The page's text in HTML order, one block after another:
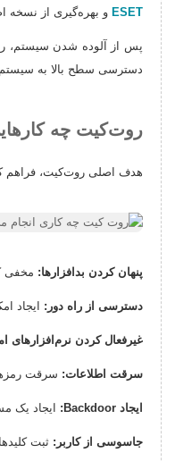
ESET و بهره‌گیری از نسخه
پس از آلوده شدن سیستم،
دسترسی سطح بالا به
روت‌کیت چه
هدف اصلی روت‌کیت، فراهم
پنهان کردن بدافزارها: مخفی
دسترسی از راه دور: ایجاد
غیرفعال کردن نرم‌افزارهای
سرقت اطلاعات: سرقت
ایجاد Backdoor: ایجاد یک
جاسوسی از کاربر: ثبت